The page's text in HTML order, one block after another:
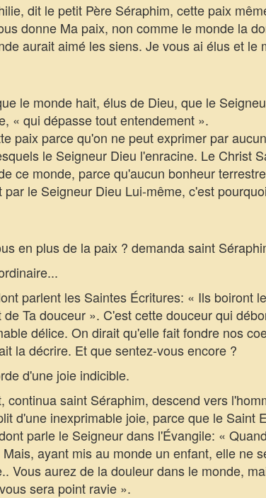
dit le petit Père Séraphim, cette paix
donne Ma paix, non comme le monde la
aurait aimé les siens. Je vous ai élus et
le monde hait, élus de Dieu, que le
« qui dépasse tout entendement ».
paix parce qu'on ne peut exprimer par
le Seigneur Dieu l'enracine. Le Christ
ce monde, parce qu'aucun bonheur
le Seigneur Dieu Lui-même, c'est
en plus de la paix ? demanda saint
parlent les Saintes Écritures: « Ils boiront
Ta douceur ». C'est cette douceur qui
délice. On dirait qu'elle fait fondre nos
la décrire. Et que sentez-vous encore ?
d'une joie indicible.
saint Séraphim, descend vers
d'une inexprimable joie, parce que le Saint
parle le Seigneur dans l'Évangile: «
ayant mis au monde un enfant, elle ne
Vous aurez de la douleur dans le monde,
sera point ravie ».